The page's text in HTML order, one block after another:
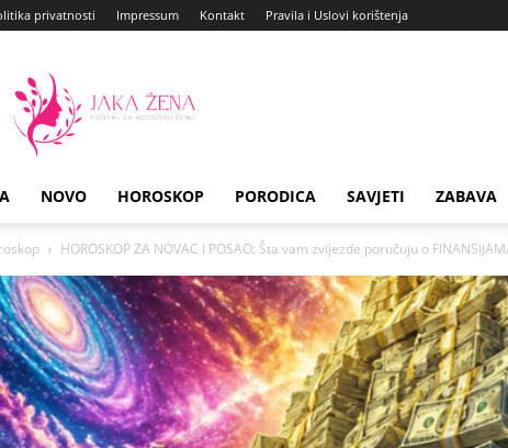
privatnosti Impressum Kontakt Pravila i Uslovi korištenja
Zena
NOVO HOROSKOP PORODICA SAVJETI ZABAVA
HOROSKOP ZA NOVAC I POSAO: Šta vam zvijezde poručuju o